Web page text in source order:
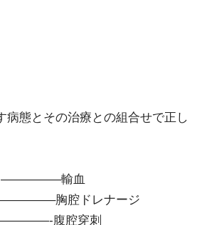
病態とその治療との組合せで正し
—————輸血
胸腔ドレナージ
腹腔穿刺